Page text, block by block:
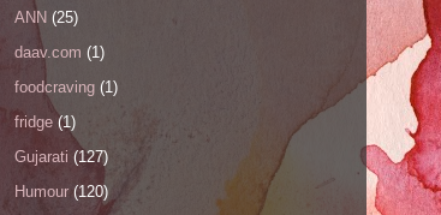
ANN (25)
daav.com (1)
foodcraving (1)
fridge (1)
Gujarati (127)
Humour (120)